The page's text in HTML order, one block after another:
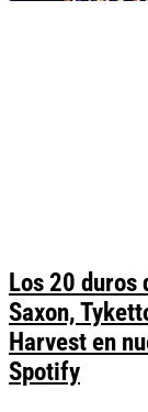
Los 20
Saxon,
Harvest en
Spotify